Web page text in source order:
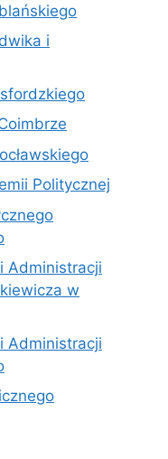
i
Politycznej
Administracji
w
Administracji